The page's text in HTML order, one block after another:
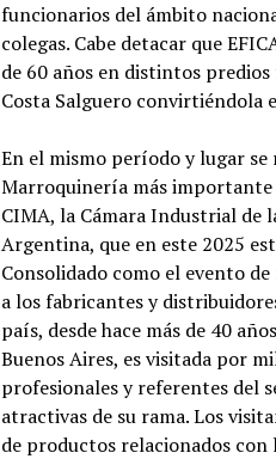
funcionarios del ámbito
colegas. Cabe detacar que
de 60 años en distintos
Costa Salguero convirtiéndola
En el mismo período y lugar
Marroquinería más importante
CIMA, la Cámara Industrial de
Argentina, que en este 2025
Consolidado como el evento
a los fabricantes y
país, desde hace más de 40
Buenos Aires, es visitada por
profesionales y referentes del
atractivas de su rama. Los
de productos relacionados